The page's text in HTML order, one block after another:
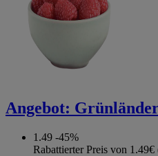
Angebot:
1.49 -45%
Rabattierter Preis von